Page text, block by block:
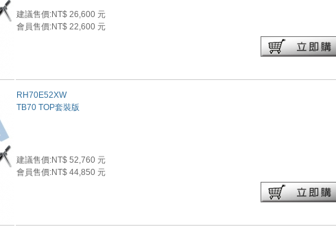
建議售價:NT$ 26,600 元
會員售價:NT$ 22,600 元
RH70E52XW
TB70 TOP套裝版
建議售價:NT$ 52,760 元
會員售價:NT$ 44,850 元